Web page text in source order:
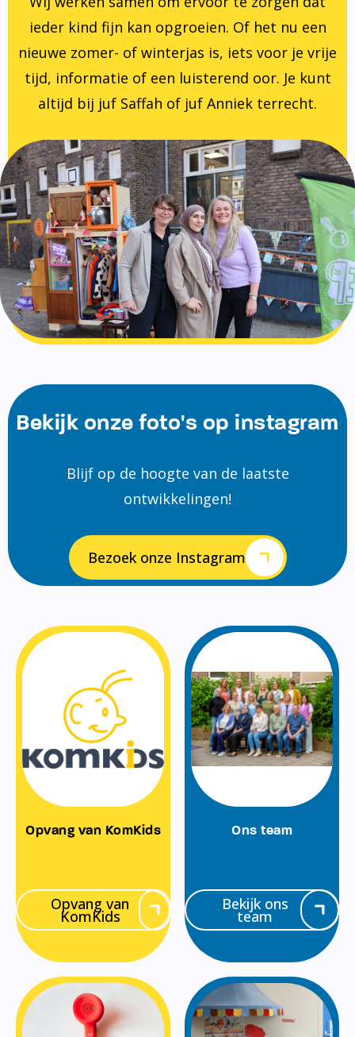
ieder kind fijn kan opgroeien. Of het nu een
nieuwe zomer- of winterjas is, iets voor je vrije
tijd, informatie of een luisterend oor. Je kunt
altijd bij juf Saffah of juf Anniek terrecht.
Bekijk onze foto's op instagram
Blijf op de hoogte van de laatste
ontwikkelingen!
Bezoek onze Instagram
Opvang van KomKids
Opvang van
KomKids
Ons team
Bekijk ons
team